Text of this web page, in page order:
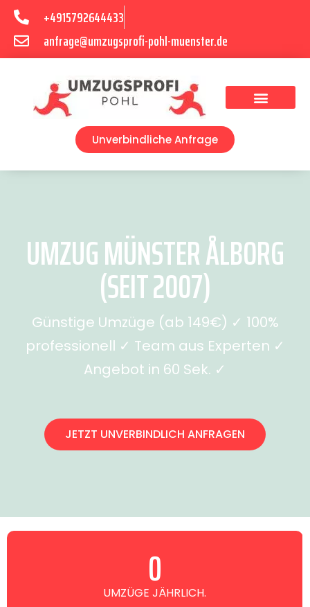
+4915792644433
anfrage@umzugsprofi-pohl-muenster.de
Unverbindliche Anfrage
UMZUG MÜNSTER ÅLBORG
(SEIT 2007)
Günstige Umzüge (ab 149€) ✓ 100%
professionell ✓ Team aus Experten ✓
Angebot in 60 Sek. ✓
JETZT UNVERBINDLICH ANFRAGEN
UMZÜGE JÄHRLICH.
0